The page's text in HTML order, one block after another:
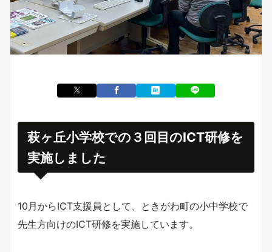
萩ヶ丘小学校での３回目のICT研修を
実施しました
10月からICT支援員として、ときがわ町の小中学校で
先生方向けのICT研修を実施しています。